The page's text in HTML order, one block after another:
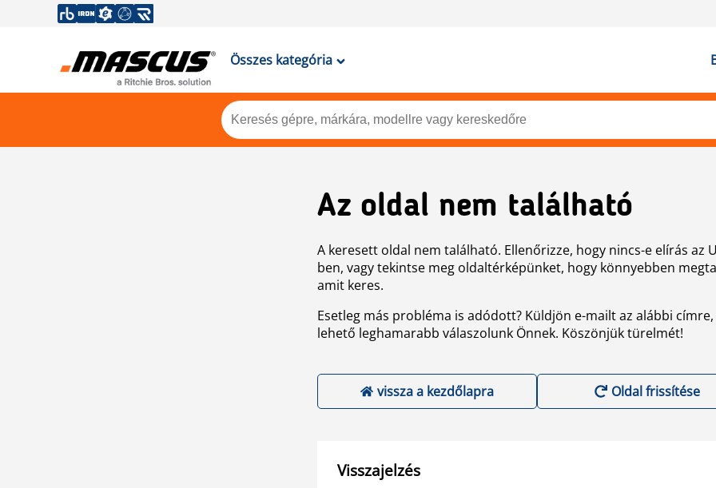
Összes kategória
Az oldal nem található
A keresett oldal nem található. Ellenőrizze, hogy nincs-e elírás az
ben, vagy tekintse meg oldaltérképünket, hogy könnyebben
amit keres.
Esetleg más probléma is adódott? Küldjön e-mailt az alábbi címre,
lehető leghamarabb válaszolunk Önnek. Köszönjük türelmét!
vissza a kezdőlapra Oldal frissítése
Visszajelzés